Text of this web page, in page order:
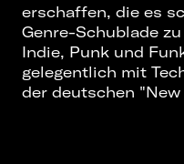
erschaffen, die es
Genre-Schublade
Indie, Punk und
gelegentlich mit
der deutschen "New